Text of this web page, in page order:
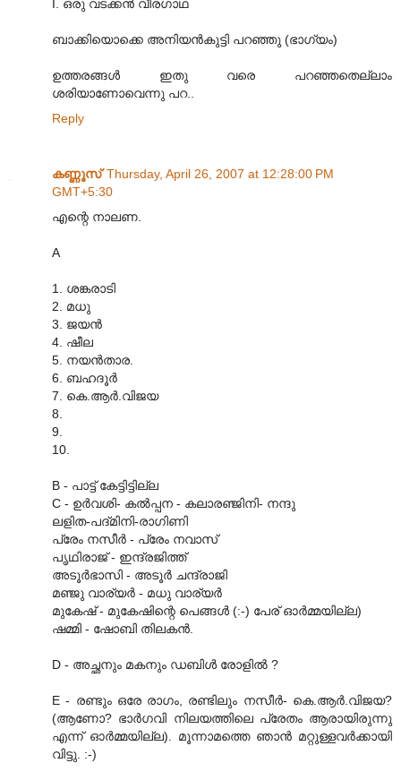
I. ഒരു വടക്കന്‍ വീരഗാഥ
ബാക്കിയൊക്കെ അനിയന്‍‌കുട്ടി പറഞ്ഞു (ഭാഗ്യം)
ഉത്തരങ്ങള്‍ ഇതു വരെ പറഞ്ഞതെല്ലാം
ശരിയാണോവെന്നു പറ..
Reply
കണ്ണൂസ്‌ Thursday, April 26, 2007 at 12:28:00 PM
GMT+5:30
എന്റെ നാലണ.
A
1. ശങ്കരാടി
2. മധു
3. ജയന്‍
4. ഷീല
5. നയന്‍താര.
6. ബഹദൂര്‍
7. കെ.ആര്‍.വിജയ
8.
9.
10.
B - പാട്ട്‌ കേട്ടിട്ടില്ല
C - ഉര്‍വശി- കല്‍പ്പന - കലാരഞ്ജിനി- നന്ദു
ലളിത-പദ്‌മിനി-രാഗിണി
പ്രേം നസീര്‍ - പ്രേം നവാസ്‌
പൃഥിരാജ്‌ - ഇന്ദ്രജിത്ത്‌
അടൂര്‍ഭാസി - അടൂര്‍ ചന്ദ്രാജി
മഞ്ജു വാര്യര്‍ - മധു വാര്യര്‍
മുകേഷ്‌ - മുകേഷിന്റെ പെങ്ങള്‍ (:-) പേര്‌ ഓര്‍മ്മയില്ല)
ഷമ്മി - ഷോബി തിലകന്‍.
D - അച്ഛനും മകനും ഡബിള്‍ രോളില്‍ ?
E - രണ്ടും ഒരേ രാഗം, രണ്ടിലും നസീര്‍- കെ.ആര്‍.വിജയ?
(ആണോ? ഭാര്‍ഗവി നിലയത്തിലെ പ്രേതം ആരായിരുന്നു
എന്ന് ഓര്‍മ്മയില്ല). മൂന്നാമത്തെ ഞാന്‍ മറ്റുള്ളവര്‍ക്കായി
വിട്ടു. :-)